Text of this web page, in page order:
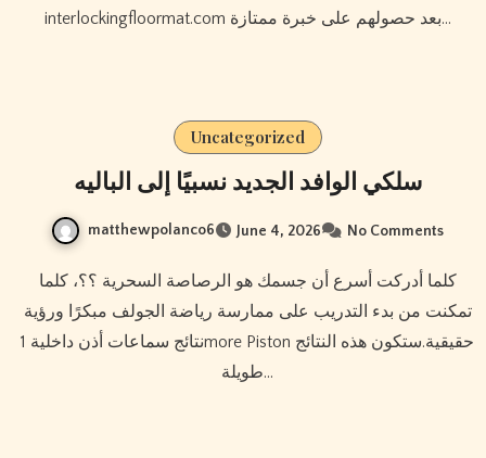
interlockingfloormat.com بعد حصولهم على خبرة ممتازة…
Uncategorized
سلكي الوافد الجديد نسبيًا إلى الباليه
matthewpolanco6 June 4, 2026 No Comments
كلما أدركت أسرع أن جسمك هو الرصاصة السحرية ؟؟، كلما
تمكنت من بدء التدريب على ممارسة رياضة الجولف مبكرًا ورؤية
نتائج سماعات أذن داخلية 1more Piston حقيقية.ستكون هذه النتائج
طويلة…